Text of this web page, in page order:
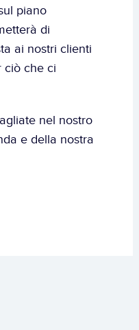
piano
di
ai nostri clienti
ciò che ci
nel nostro
e della nostra